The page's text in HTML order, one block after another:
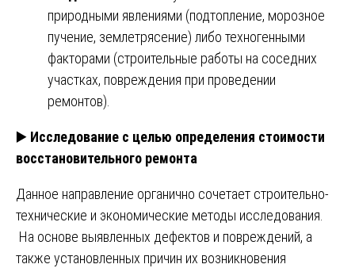
природными явлениями (подтопление, морозное
пучение, землетрясение) либо техногенными
факторами (строительные работы на соседних
участках, повреждения при проведении
ремонтов).
▶️ Исследование с целью определения стоимости
восстановительного ремонта
Данное направление органично сочетает строительно-
технические и экономические методы исследования.
На основе выявленных дефектов и повреждений, а
также установленных причин их возникновения